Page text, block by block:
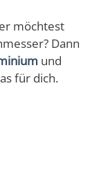
möchtest
Dann
und
für dich.